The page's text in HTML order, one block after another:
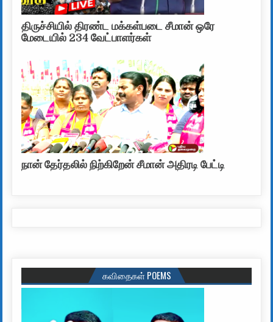
திருச்சியில் திரண்ட மக்கள்படை சீமான் ஒரே
மேடையில் 234 வேட்பாளர்கள்
நான் தேர்தலில் நிற்கிறேன் சீமான் அதிரடி பேட்டி
கவிதைகள் POEMS